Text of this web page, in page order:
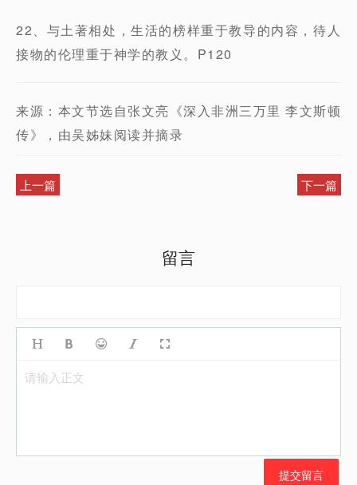
22、与土著相处，生活的榜样重于教导的内容，待人
接物的伦理重于神学的教义。P120
来源：本文节选自张文亮《深入非洲三万里 李文斯顿
传》，由吴姊妹阅读并摘录
上一篇 下一篇
留言
请输入正文
提交留言